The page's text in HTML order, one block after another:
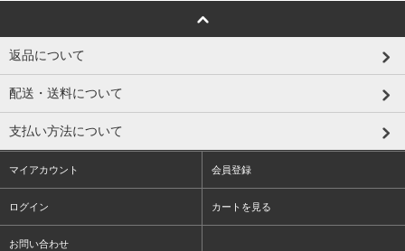
返品について
配送・送料について
支払い方法について
マイアカウント 会員登録
ログイン カートを見る
お問い合わせ